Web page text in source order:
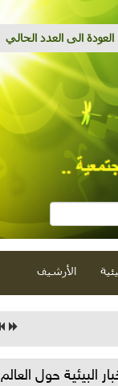
الأرشيف
البيئية حول العالم